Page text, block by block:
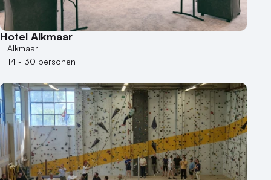
Hotel Alkmaar
Alkmaar
14 - 30 personen